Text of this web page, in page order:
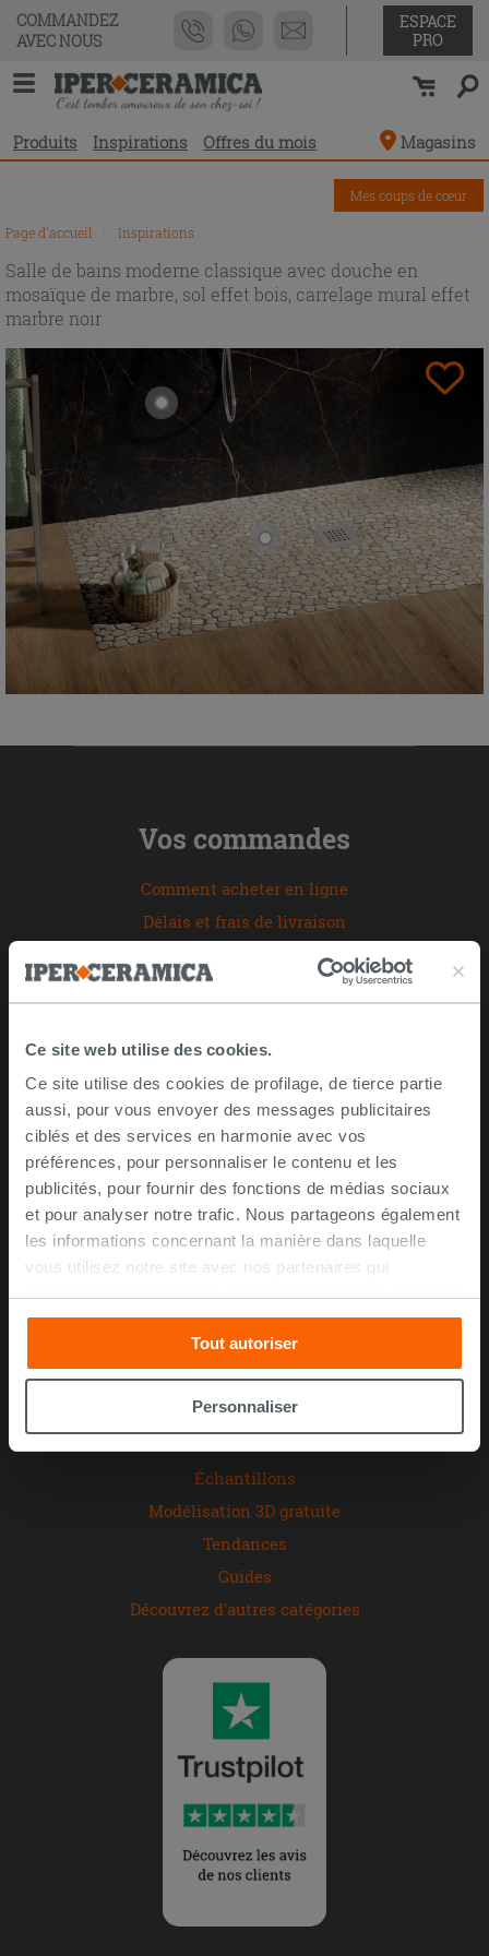
Ce site web utilise des cookies.
Ce site utilise des cookies de profilage, de tierce partie
aussi, pour vous envoyer des messages publicitaires
ciblés et des services en harmonie avec vos
préférences, pour personnaliser le contenu et les
publicités, pour fournir des fonctions de médias sociaux
et pour analyser notre trafic. Nous partageons également
les informations concernant la manière dans laquelle
vous utilisez notre site avec nos partenaires qui
et les réseaux sociaux. Lesdits partenaires pourraient
combiner ces informations avec d’autres que vous leur
avez fournies ou qu’ils ont recueillies à partir de votre
utilisation sur leurs services. Si vous souhaitez en savoir
cookies, ou à quelques-uns seulement,cliquez iciou
« personalizer ». Le consentement peut être exprimé en
cliquant sur la touche « Acceptez tout ». En cliquant sur
l'installation des cookies techniques uniquement.
Tout autoriser
Personnaliser
COMMANDEZ
AVEC NOUS
ESPACE
PRO
Produits Inspirations Offres du mois Magasins
Page d'accueil Inspirations
Mes coups de cœur
Salle de bains moderne classique avec douche en
mosaïque de marbre, sol effet bois, carrelage mural effet
marbre noir
Vos commandes
Comment acheter en ligne
Délais et frais de livraison
Droit de rétractation
IPERCERAMICA
À propos de nous
Magasins
Rejoignez nos équipes
Tour Virtuel
Contactez-nous
FAQ questions fréquentes
Plus d’idées
Inspirations
Nouveautés
Échantillons
Modélisation 3D gratuite
Tendances
Guides
Découvrez d'autres catégories